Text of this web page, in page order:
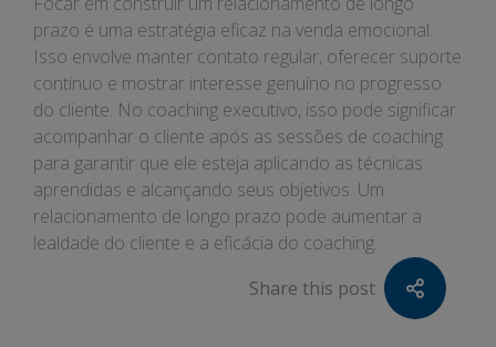
prazo é uma estratégia eficaz na venda emocional.
Isso envolve manter contato regular, oferecer suporte
contínuo e mostrar interesse genuíno no progresso
do cliente. No coaching executivo, isso pode significar
acompanhar o cliente após as sessões de coaching
para garantir que ele esteja aplicando as técnicas
aprendidas e alcançando seus objetivos. Um
relacionamento de longo prazo pode aumentar a
lealdade do cliente e a eficácia do coaching.
Share this post